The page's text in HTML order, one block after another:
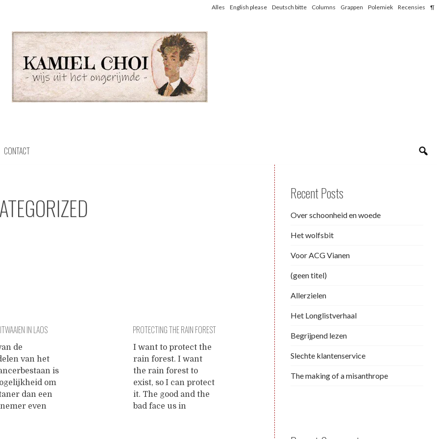
Alles English please Deutsch bitte Columns Grappen Polemiek Recensies ¶
CONTACT
IN LAOS
de
van het
is
om
dan een
even
PROTECTING THE RAIN FOREST
I want to protect the
rain forest. I want
the rain forest to
exist, so I can protect
it. The good and the
bad face us in
Recent Posts
Over schoonheid en woede
Het wolfsbit
Voor ACG Vianen
(geen titel)
Allerzielen
Het Longlistverhaal
Begrijpend lezen
Slechte klantenservice
The making of a misanthrope